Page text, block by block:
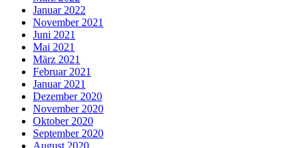
Januar 2022
November 2021
Juni 2021
Mai 2021
März 2021
Februar 2021
Januar 2021
Dezember 2020
November 2020
Oktober 2020
September 2020